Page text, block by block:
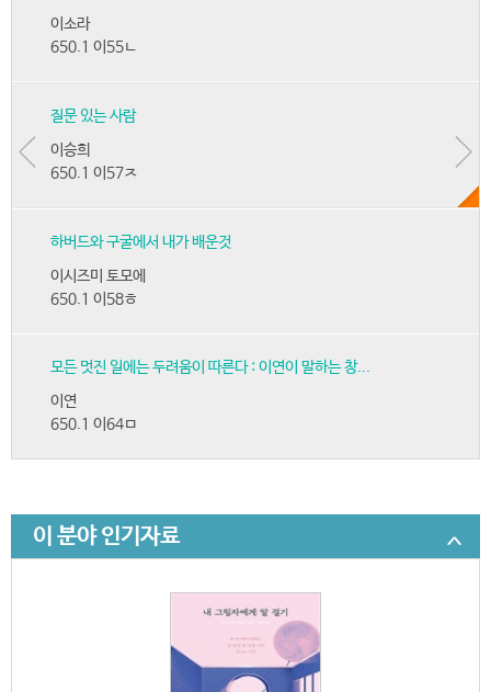
이소라
650.1 이55ㄴ
질문 있는 사람
이승희
650.1 이57ㅈ
하버드와 구굴에서 내가 배운것
이시즈미 토모에
650.1 이58ㅎ
모든 멋진 일에는 두려움이 따른다 : 이연이 말하는 창...
이연
650.1 이64ㅁ
이 분야 인기자료